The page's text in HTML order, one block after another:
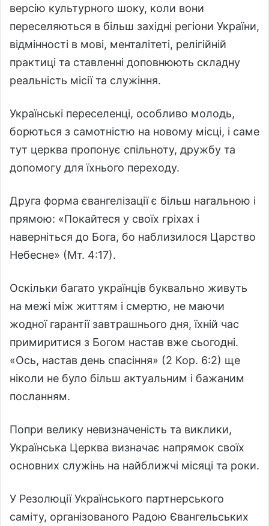
версію культурного шоку, коли вони
переселяються в більш західні регіони України,
відмінності в мові, менталітеті, релігійній
практиці та ставленні доповнюють складну
реальність місії та служіння.
Українські переселенці, особливо молодь,
борються з самотністю на новому місці, і саме
тут церква пропонує спільноту, дружбу та
допомогу для їхнього переходу.
Друга форма євангелізації є більш нагальною і
прямою: «Покайтеся у своїх гріхах і
наверніться до Бога, бо наблизилося Царство
Небесне» (Мт. 4:17).
Оскільки багато українців буквально живуть
на межі між життям і смертю, не маючи
жодної гарантії завтрашнього дня, їхній час
примиритися з Богом настав вже сьогодні.
«Ось, настав день спасіння» (2 Кор. 6:2) ще
ніколи не було більш актуальним і бажаним
посланням.
Попри велику невизначеність та виклики,
Українська Церква визначає напрямок своїх
основних служінь на найближчі місяці та роки.
У Резолюції Українського партнерського
саміту, організованого Радою Євангельських